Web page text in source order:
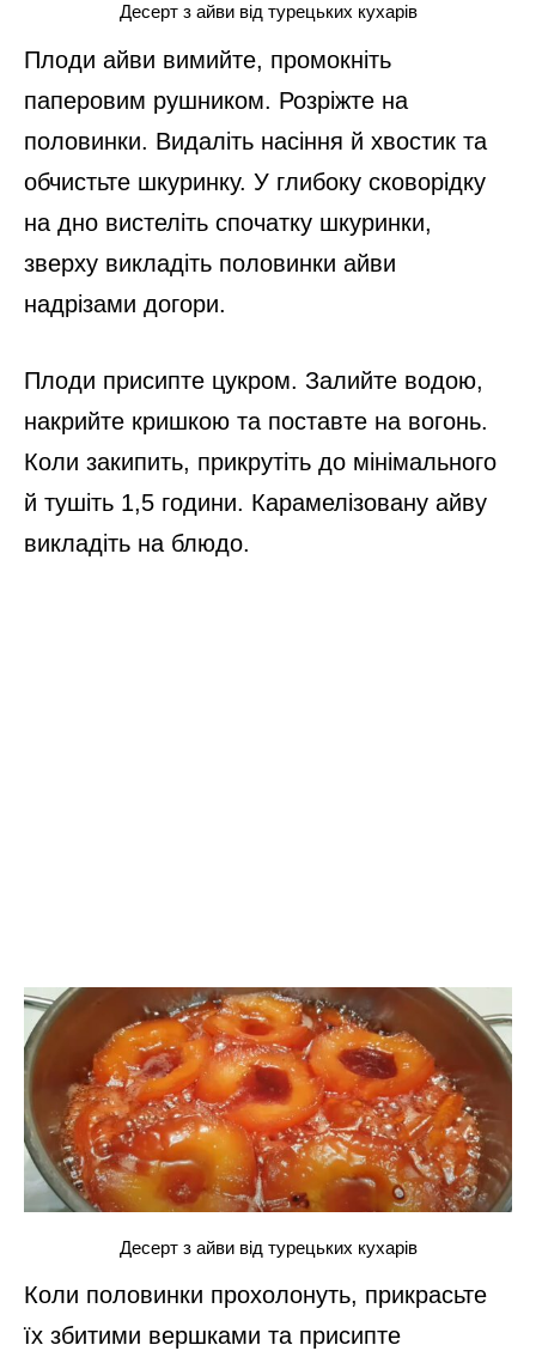
Десерт з айви від турецьких кухарів
Плоди айви вимийте, промокніть
паперовим рушником. Розріжте на
половинки. Видаліть насіння й хвостик та
обчистьте шкуринку. У глибоку сковорідку
на дно вистеліть спочатку шкуринки,
зверху викладіть половинки айви
надрізами догори.
Плоди присипте цукром. Залийте водою,
накрийте кришкою та поставте на вогонь.
Коли закипить, прикрутіть до мінімального
й тушіть 1,5 години. Карамелізовану айву
викладіть на блюдо.
Десерт з айви від турецьких кухарів
Коли половинки прохолонуть, прикрасьте
їх збитими вершками та присипте